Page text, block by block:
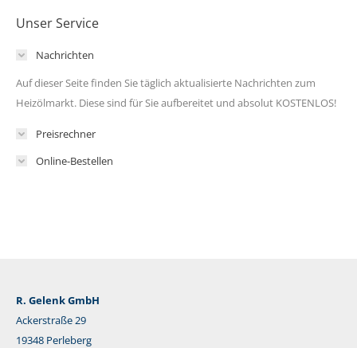
Unser Service
Nachrichten
Auf dieser Seite finden Sie täglich aktualisierte Nachrichten zum
Heizölmarkt. Diese sind für Sie aufbereitet und absolut KOSTENLOS!
Preisrechner
Online-Bestellen
R. Gelenk GmbH
Ackerstraße 29
19348 Perleberg